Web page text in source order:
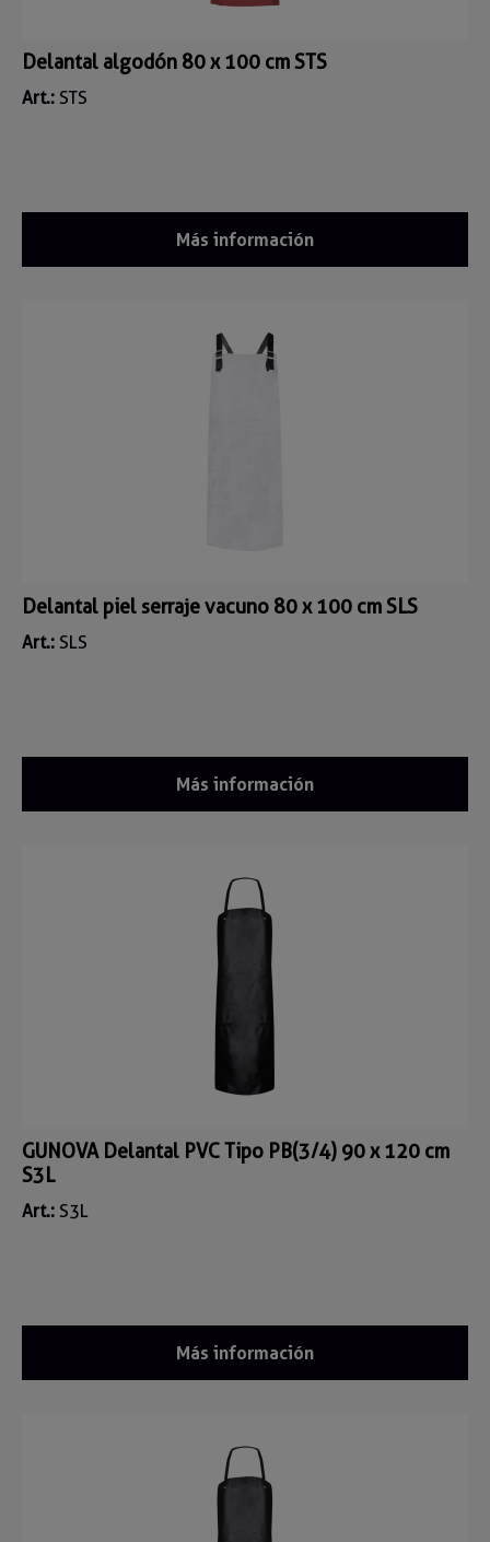
Delantal algodón 80 x 100 cm STS
Art.: STS
Más información
Delantal piel serraje vacuno 80 x 100 cm SLS
Art.: SLS
Más información
GUNOVA Delantal PVC Tipo PB(3/4) 90 x 120 cm
S3L
Art.: S3L
Más información